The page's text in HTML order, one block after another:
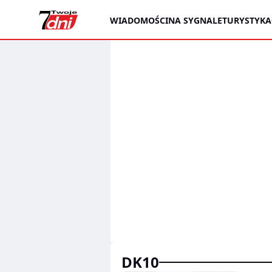
WIADOMOŚCINA SYGNALETURYSTYKA
DK10